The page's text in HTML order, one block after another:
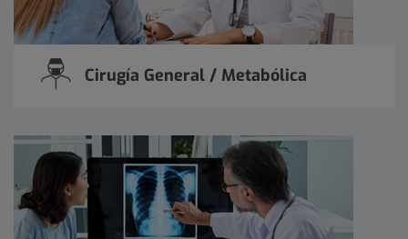
Cirugía General / Metabólica